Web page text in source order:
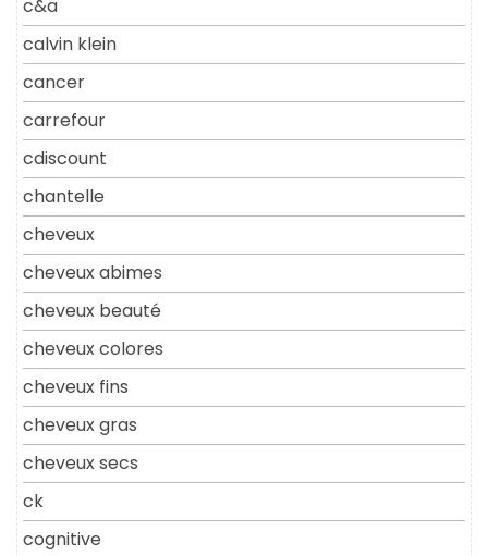
c&a
calvin klein
cancer
carrefour
cdiscount
chantelle
cheveux
cheveux abimes
cheveux beauté
cheveux colores
cheveux fins
cheveux gras
cheveux secs
ck
cognitive